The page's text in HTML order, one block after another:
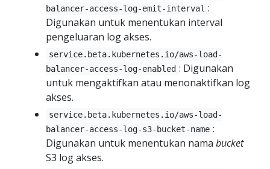
balancer-access-log-emit-interval :
Digunakan untuk menentukan interval
pengeluaran log akses.
service.beta.kubernetes.io/aws-load-
balancer-access-log-enabled : Digunakan
untuk mengaktifkan atau menonaktifkan log
akses.
service.beta.kubernetes.io/aws-load-
balancer-access-log-s3-bucket-name :
Digunakan untuk menentukan nama bucket
S3 log akses.